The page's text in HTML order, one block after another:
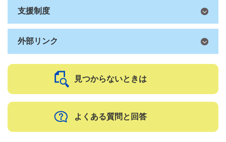
支援制度
外部リンク
見つからないときは
よくある質問と回答